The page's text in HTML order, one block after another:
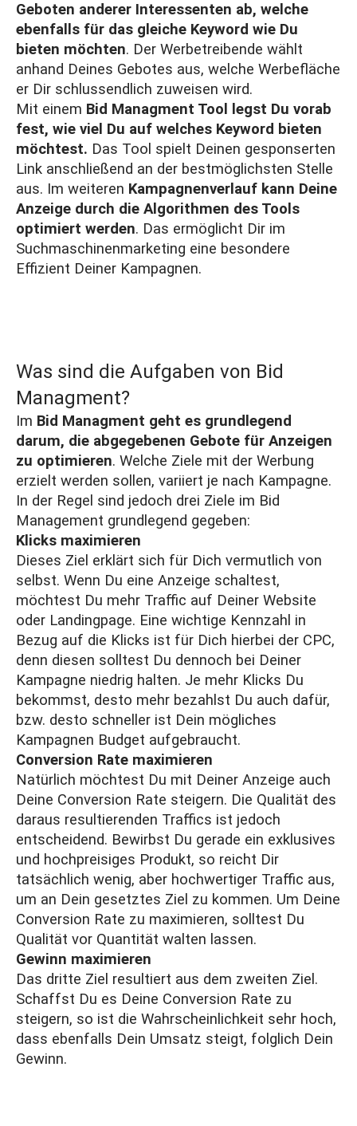
Geboten anderer Interessenten ab, welche
ebenfalls für das gleiche Keyword wie Du
bieten möchten. Der Werbetreibende wählt
anhand Deines Gebotes aus, welche Werbefläche
er Dir schlussendlich zuweisen wird.
Mit einem Bid Managment Tool legst Du vorab
fest, wie viel Du auf welches Keyword bieten
möchtest. Das Tool spielt Deinen gesponserten
Link anschließend an der bestmöglichsten Stelle
aus. Im weiteren Kampagnenverlauf kann Deine
Anzeige durch die Algorithmen des Tools
optimiert werden. Das ermöglicht Dir im
Suchmaschinenmarketing eine besondere
Effizient Deiner Kampagnen.
Was sind die Aufgaben von Bid
Managment?
Im Bid Managment geht es grundlegend
darum, die abgegebenen Gebote für Anzeigen
zu optimieren. Welche Ziele mit der Werbung
erzielt werden sollen, variiert je nach Kampagne.
In der Regel sind jedoch drei Ziele im Bid
Management grundlegend gegeben:
Klicks maximieren
Dieses Ziel erklärt sich für Dich vermutlich von
selbst. Wenn Du eine Anzeige schaltest,
möchtest Du mehr Traffic auf Deiner Website
oder Landingpage. Eine wichtige Kennzahl in
Bezug auf die Klicks ist für Dich hierbei der CPC,
denn diesen solltest Du dennoch bei Deiner
Kampagne niedrig halten. Je mehr Klicks Du
bekommst, desto mehr bezahlst Du auch dafür,
bzw. desto schneller ist Dein mögliches
Kampagnen Budget aufgebraucht.
Conversion Rate maximieren
Natürlich möchtest Du mit Deiner Anzeige auch
Deine Conversion Rate steigern. Die Qualität des
daraus resultierenden Traffics ist jedoch
entscheidend. Bewirbst Du gerade ein exklusives
und hochpreisiges Produkt, so reicht Dir
tatsächlich wenig, aber hochwertiger Traffic aus,
um an Dein gesetztes Ziel zu kommen. Um Deine
Conversion Rate zu maximieren, solltest Du
Qualität vor Quantität walten lassen.
Gewinn maximieren
Das dritte Ziel resultiert aus dem zweiten Ziel.
Schaffst Du es Deine Conversion Rate zu
steigern, so ist die Wahrscheinlichkeit sehr hoch,
dass ebenfalls Dein Umsatz steigt, folglich Dein
Gewinn.